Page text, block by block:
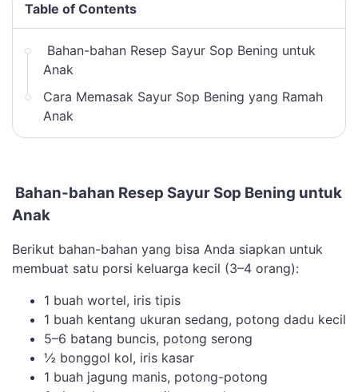
Table of Contents
Bahan-bahan Resep Sayur Sop Bening untuk
Anak
Cara Memasak Sayur Sop Bening yang Ramah
Anak
Bahan-bahan Resep Sayur Sop Bening untuk
Anak
Berikut bahan-bahan yang bisa Anda siapkan untuk
membuat satu porsi keluarga kecil (3–4 orang):
1 buah wortel, iris tipis
1 buah kentang ukuran sedang, potong dadu kecil
5–6 batang buncis, potong serong
½ bonggol kol, iris kasar
1 buah jagung manis, potong-potong